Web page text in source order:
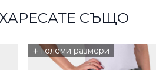
СЪЩО
+ големи размери